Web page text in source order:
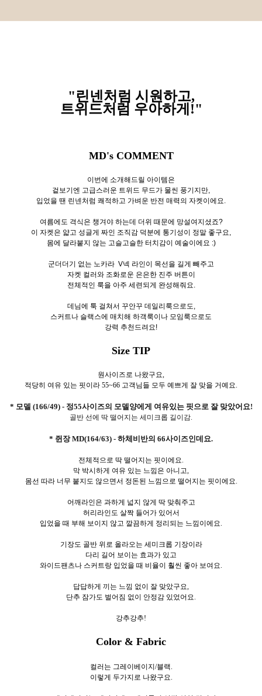
"린넨처럼 시원하고,
트위드처럼 우아하게!"
MD's COMMENT
이번에 소개해드릴 아이템은
겉보기엔 고급스러운 트위드 무드가 물씬 풍기지만,
입었을 땐 린넨처럼 쾌적하고 가벼운 반전 매력의 자켓이에요.
여름에도 격식은 챙겨야 하는데 더위 때문에 망설여지셨죠?
이 자켓은 얇고 성글게 짜인 조직감 덕분에 통기성이 정말 좋구요,
몸에 달라붙지 않는 고슬고슬한 터치감이 예술이에요 :)
군더더기 없는 노카라 V넥 라인이 목선을 길게 빼주고
자켓 컬러와 조화로운 은은한 진주 버튼이
전체적인 룩을 아주 세련되게 완성해줘요.
데님에 툭 걸쳐서 꾸안꾸 데일리룩으로도,
스커트나 슬랙스에 매치해 하객룩이나 모임룩으로도
강력 추천드려요!
Size TIP
원사이즈로 나왔구요,
적당히 여유 있는 핏이라 55~66 고객님들 모두 예쁘게 잘 맞을 거예요.
* 모델 (166/49) - 정55사이즈의 모델양에게 여유있는 핏으로 잘 맞았어요!
골반 선에 딱 떨어지는 세미크롭 길이감.
* 쥔장 MD(164/63) - 하체비반의 66사이즈인데요.
전체적으로 딱 떨어지는 핏이에요.
막 박시하게 여유 있는 느낌은 아니고,
몸선 따라 너무 붙지도 않으면서 정돈된 느낌으로 떨어지는 핏이에요.
어깨라인은 과하게 넓지 않게 딱 맞춰주고
허리라인도 살짝 들어가 있어서
입었을 때 부해 보이지 않고 깔끔하게 정리되는 느낌이에요.
기장도 골반 위로 올라오는 세미크롭 기장이라
다리 길어 보이는 효과가 있고
와이드팬츠나 스커트랑 입었을 때 비율이 훨씬 좋아 보여요.
답답하게 끼는 느낌 없이 잘 맞았구요,
단추 잠가도 벌어짐 없이 안정감 있었어요.
강추강추!
Color & Fabric
컬러는 그레이베이지/블랙.
이렇게 두가지로 나왔구요.